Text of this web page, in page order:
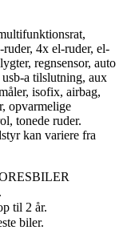
4x el-ruder, el-
regnsensor, auto
a tilslutning, aux
isofix, airbag,
opvarmelige
tonede ruder.
kan variere fra
til 2 år.
biler.